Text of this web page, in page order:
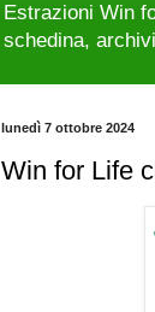
Estrazioni Win
schedina,
lunedì 7 ottobre 2024
Win for Life